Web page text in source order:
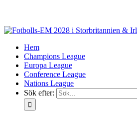
Hem
Champions League
Europa League
Conference League
Nations League
Sök efter: